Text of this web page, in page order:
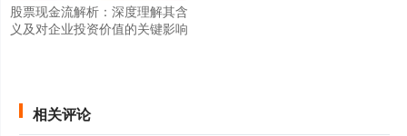
股票现金流解析：深度理解其含
义及对企业投资价值的关键影响
相关评论